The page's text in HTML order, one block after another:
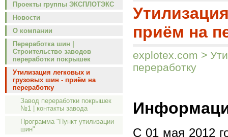
Проекты группы ЭКСПЛОТЭКС
Новости
О компании
Переработка шин |
Строительство заводов
переработки покрышек
Утилизация легковых и
грузовых шин - приём на
переработку
Завод переработки покрышек
№1 | контакты завода
Программа "Пункт утилизации
шин"
приём на
explotex.com >
переработку
C 01 мая 2012